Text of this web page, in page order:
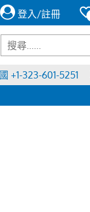
登入/註冊
+1-323-601-5251